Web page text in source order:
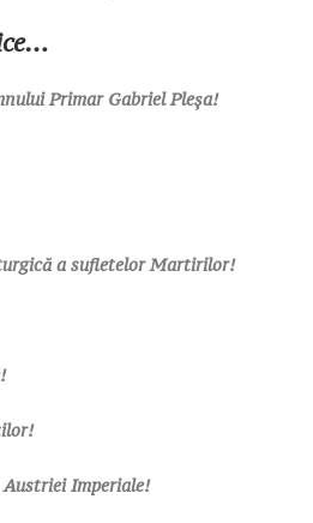
Primar Gabriel Pleșa!
a sufletelor Martirilor!
Imperiale!